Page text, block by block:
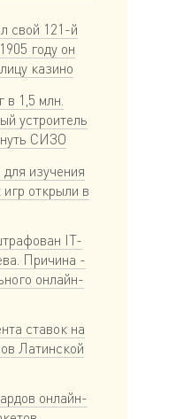
свой 121-й
году он
казино
в 1,5 млн.
устроитель
СИЗО
изучения
открыли в
IT-
Причина -
онлайн-
ставок на
Латинской
онлайн-